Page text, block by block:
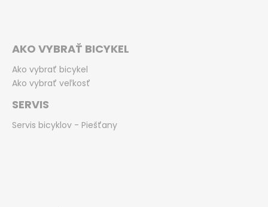
AKO VYBRAŤ BICYKEL
Ako vybrať bicykel
Ako vybrať veľkosť
SERVIS
Servis bicyklov - Piešťany